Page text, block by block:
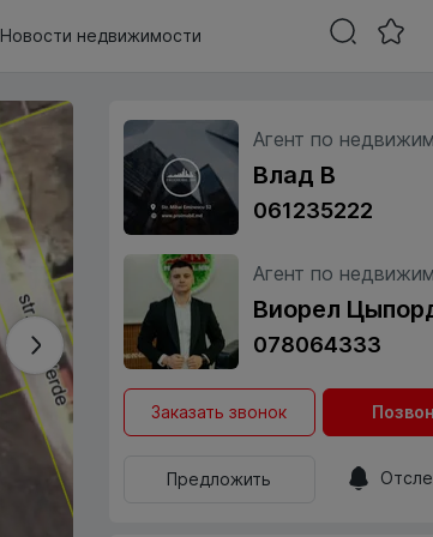
Агент по
Влад В
061235222
Агент по
Виорел
078064333
Заказать звонок
Предложить
Новости недвижимости